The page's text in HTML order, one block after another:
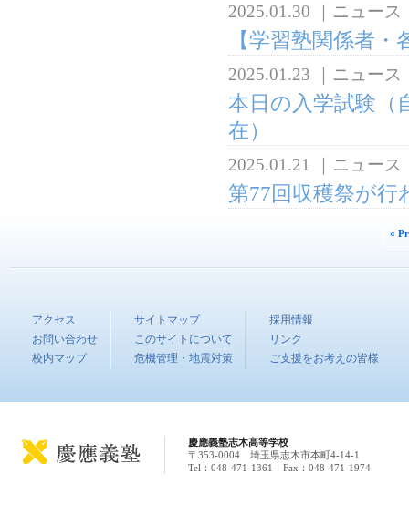
2025.01.30 ニュース
【学習塾関係者
2025.01.23 ニュース
本日の入学試験（
在）
2025.01.21 ニュース
第77回収穫祭が行
«
アクセス
お問い合わせ
校内マップ
サイトマップ
このサイトについて
危機管理・地震対策
採用情報
リンク
ご支援をお考えの皆様
慶應義塾志木高等学校
〒353-0004 埼玉県志木市本町4-14-1
Tel：048-471-1361 Fax：048-471-1974